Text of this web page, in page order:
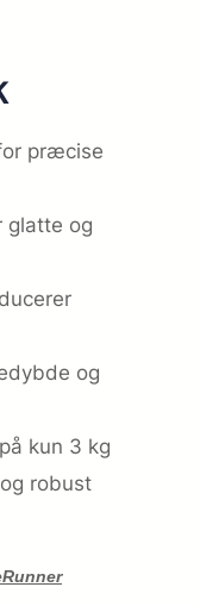
præcise
glatte og
og
kun 3 kg
robust